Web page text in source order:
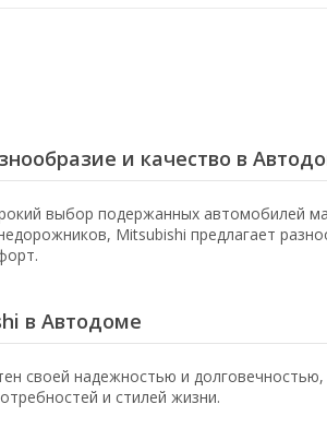
и качество в
выбор подержанных автомобилей
Mitsubishi предлагает
в Автодоме
своей надежностью и
и стилей жизни.